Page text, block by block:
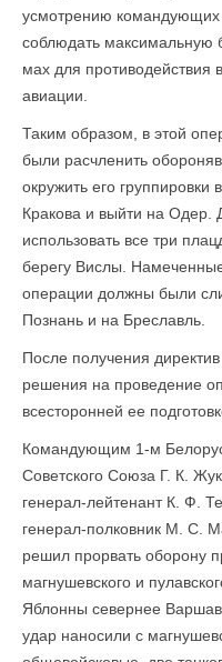
усмотрению
соблюдать максимальную
мах для
авиации.
Таким образом, в этой
были расчленить
окружить его
Кракова и выйти на Одер.
использовать все три
берегу Вислы.
операции должны были
Познань и на Бреславль.
После получения
решения на прове­дение
всесторонней ее
Командующим 1-м
Советского Союза Г. К.
генерал-лейтенант К. Ф.
генерал-полковник М. С.
решил прорвать оборону
магнушевского и
Яблонны севернее
удар наносили с